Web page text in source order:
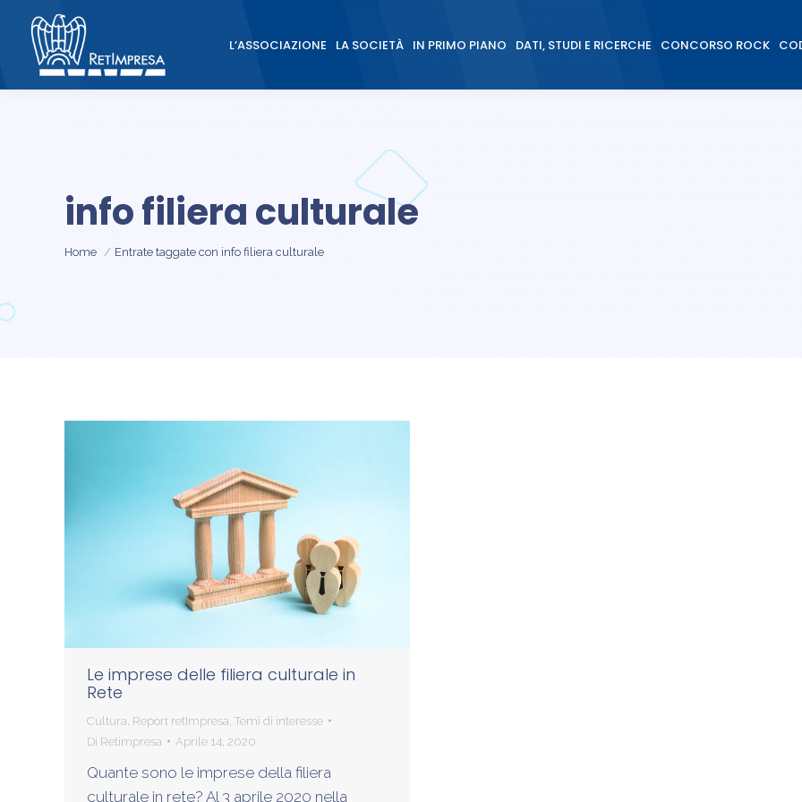
L’ASSOCIAZIONE LA SOCIETÀ IN PRIMO PIANO DATI, STUDI E RICERCHE CONCORSO ROCK
info filiera culturale
Tu sei qui:
Home Entrate taggate con info filiera culturale
Le imprese delle filiera culturale in
Rete
Cultura Report retImpresa Temi di interesse
Di Retimpresa Aprile 14, 2020
Quante sono le imprese della filiera
culturale in rete? Al 3 aprile 2020 nella
L’ASSOCIAZIONE LA SOCIETÀ IN PRIMO PIANO DATI, STUDI E RICERCHE CONCORSO ROCK